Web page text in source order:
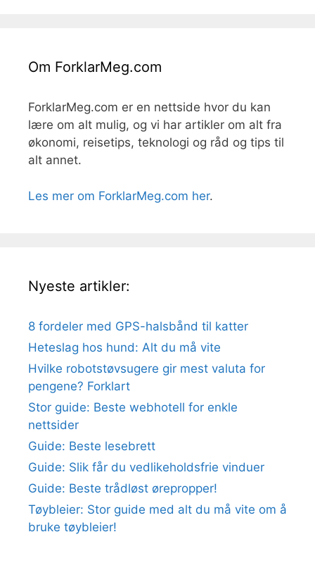
Om ForklarMeg.com
ForklarMeg.com er en nettside hvor du kan
lære om alt mulig, og vi har artikler om alt fra
økonomi, reisetips, teknologi og råd og tips til
alt annet.
Les mer om ForklarMeg.com her.
Nyeste artikler:
8 fordeler med GPS-halsbånd til katter
Heteslag hos hund: Alt du må vite
Hvilke robotstøvsugere gir mest valuta for
pengene? Forklart
Stor guide: Beste webhotell for enkle
nettsider
Guide: Beste lesebrett
Guide: Slik får du vedlikeholdsfrie vinduer
Guide: Beste trådløst ørepropper!
Tøybleier: Stor guide med alt du må vite om å
bruke tøybleier!